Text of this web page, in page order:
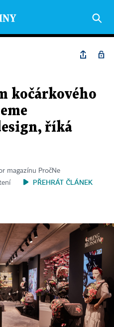
kočárkového
říká
magazínu PročNe
PŘEHRÁT ČLÁNEK